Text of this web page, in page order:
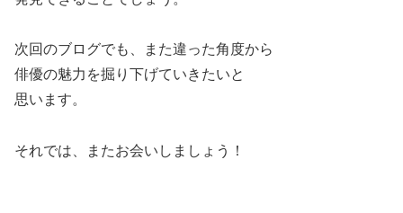
次回のブログでも、また違った角度から
俳優の魅力を掘り下げていきたいと
思います。
それでは、またお会いしましょう！